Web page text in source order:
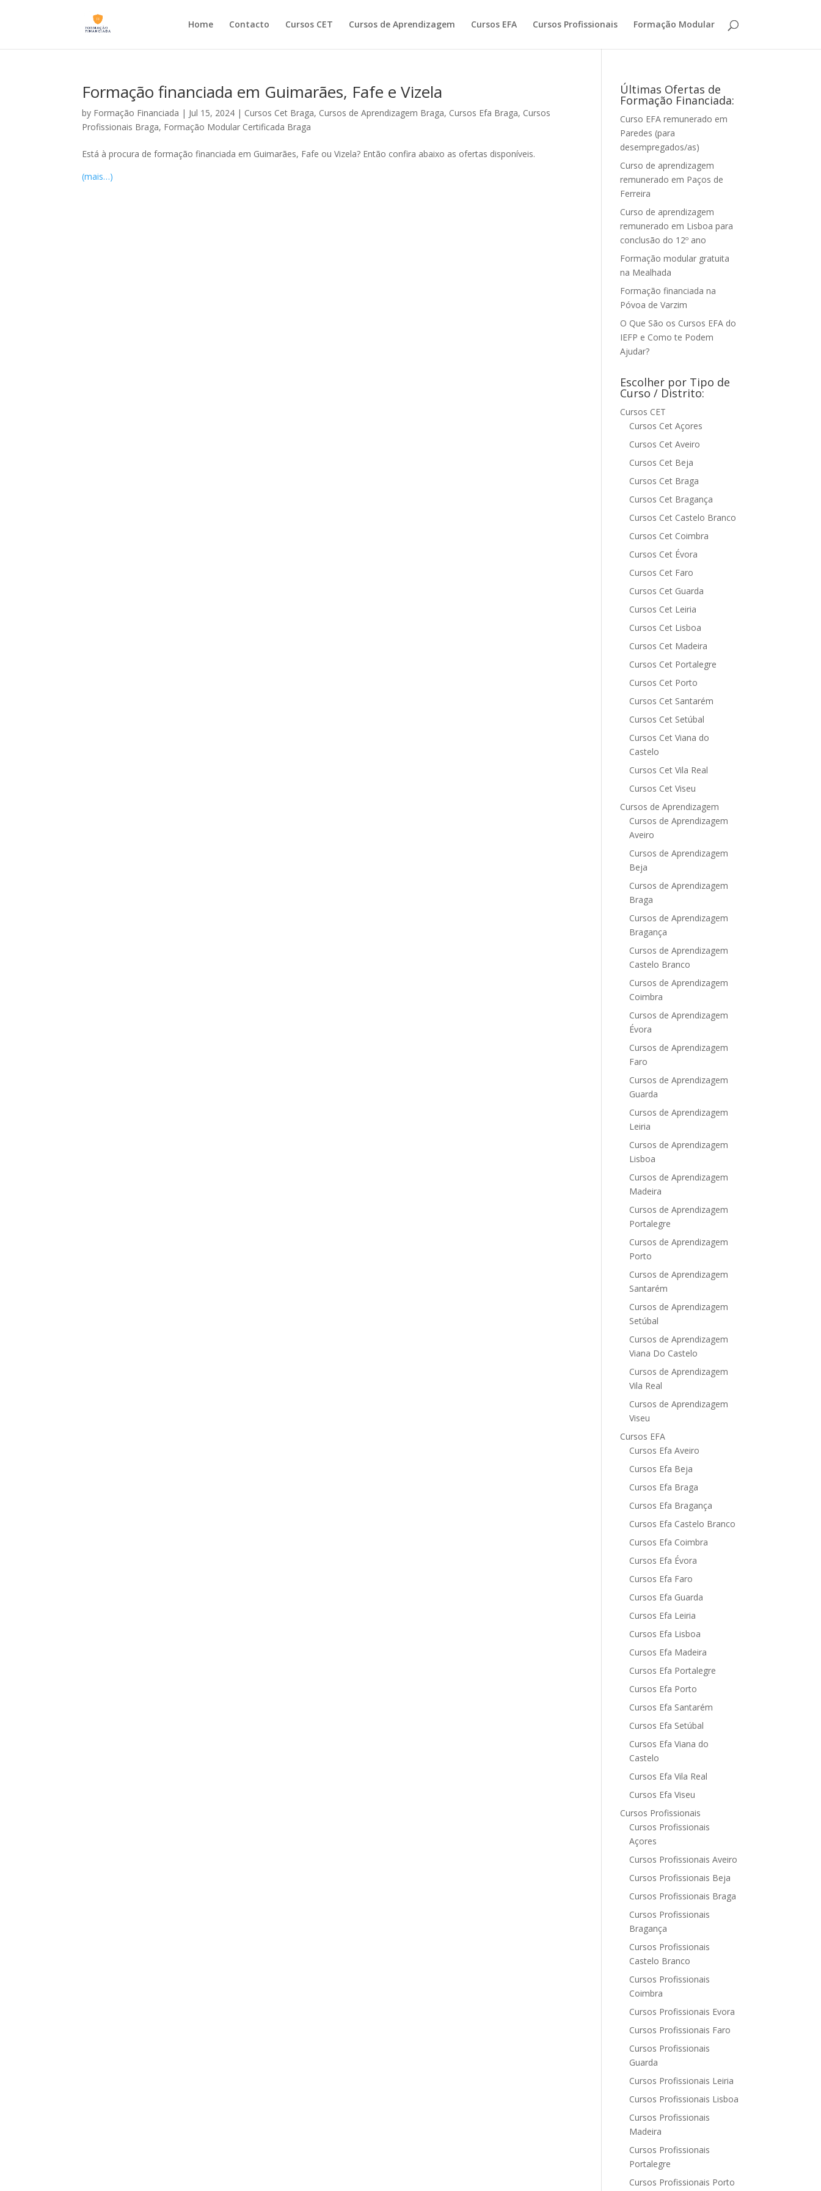
Home Contacto Cursos CET Cursos de Aprendizagem Cursos EFA Cursos Profissionais Formação Modular
Formação financiada em Guimarães, Fafe e Vizela
by Formação Financiada | Jul 15, 2024 | Cursos Cet Braga, Cursos de Aprendizagem Braga, Cursos Efa Braga, Cursos
Profissionais Braga, Formação Modular Certificada Braga
Está à procura de formação financiada em Guimarães, Fafe ou Vizela? Então confira abaixo as ofertas disponíveis.
(mais…)
Últimas Ofertas de
Formação Financiada:
Curso EFA remunerado em
Paredes (para
desempregados/as)
Curso de aprendizagem
remunerado em Paços de
Ferreira
Curso de aprendizagem
remunerado em Lisboa para
conclusão do 12º ano
Formação modular gratuita
na Mealhada
Formação financiada na
Póvoa de Varzim
O Que São os Cursos EFA do
IEFP e Como te Podem
Ajudar?
Escolher por Tipo de
Curso / Distrito:
Cursos CET
Cursos Cet Açores
Cursos Cet Aveiro
Cursos Cet Beja
Cursos Cet Braga
Cursos Cet Bragança
Cursos Cet Castelo Branco
Cursos Cet Coimbra
Cursos Cet Évora
Cursos Cet Faro
Cursos Cet Guarda
Cursos Cet Leiria
Cursos Cet Lisboa
Cursos Cet Madeira
Cursos Cet Portalegre
Cursos Cet Porto
Cursos Cet Santarém
Cursos Cet Setúbal
Cursos Cet Viana do
Castelo
Cursos Cet Vila Real
Cursos Cet Viseu
Cursos de Aprendizagem
Cursos de Aprendizagem
Aveiro
Cursos de Aprendizagem
Beja
Cursos de Aprendizagem
Braga
Cursos de Aprendizagem
Bragança
Cursos de Aprendizagem
Castelo Branco
Cursos de Aprendizagem
Coimbra
Cursos de Aprendizagem
Évora
Cursos de Aprendizagem
Faro
Cursos de Aprendizagem
Guarda
Cursos de Aprendizagem
Leiria
Cursos de Aprendizagem
Lisboa
Cursos de Aprendizagem
Madeira
Cursos de Aprendizagem
Portalegre
Cursos de Aprendizagem
Porto
Cursos de Aprendizagem
Santarém
Cursos de Aprendizagem
Setúbal
Cursos de Aprendizagem
Viana Do Castelo
Cursos de Aprendizagem
Vila Real
Cursos de Aprendizagem
Viseu
Cursos EFA
Cursos Efa Aveiro
Cursos Efa Beja
Cursos Efa Braga
Cursos Efa Bragança
Cursos Efa Castelo Branco
Cursos Efa Coimbra
Cursos Efa Évora
Cursos Efa Faro
Cursos Efa Guarda
Cursos Efa Leiria
Cursos Efa Lisboa
Cursos Efa Madeira
Cursos Efa Portalegre
Cursos Efa Porto
Cursos Efa Santarém
Cursos Efa Setúbal
Cursos Efa Viana do
Castelo
Cursos Efa Vila Real
Cursos Efa Viseu
Cursos Profissionais
Cursos Profissionais
Açores
Cursos Profissionais Aveiro
Cursos Profissionais Beja
Cursos Profissionais Braga
Cursos Profissionais
Bragança
Cursos Profissionais
Castelo Branco
Cursos Profissionais
Coimbra
Cursos Profissionais Evora
Cursos Profissionais Faro
Cursos Profissionais
Guarda
Cursos Profissionais Leiria
Cursos Profissionais Lisboa
Cursos Profissionais
Madeira
Cursos Profissionais
Portalegre
Cursos Profissionais Porto